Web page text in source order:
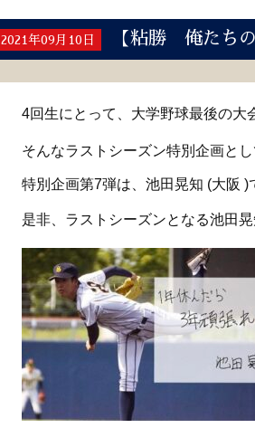
2021年09月10日 【粘勝 俺たち
4回生にとって、大学野球最後の大
そんなラストシーズン特別企画と
特別企画第7弾は、池田晃知 (大阪 )
是非、ラストシーズンとなる池田晃